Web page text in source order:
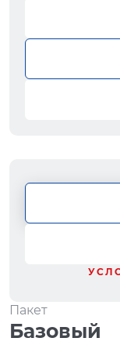
Пакет
Базовый